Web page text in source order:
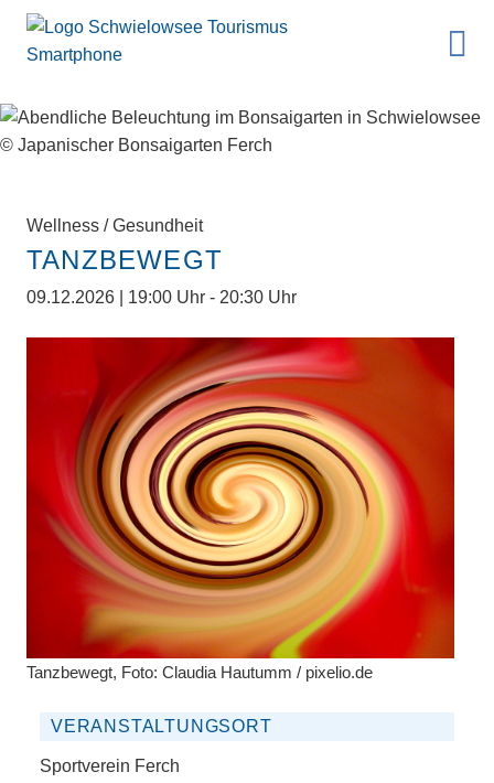
Wellness / Gesundheit
TANZBEWEGT
09.12.2026 | 19:00 Uhr - 20:30 Uhr
Tanzbewegt, Foto: Claudia Hautumm / pixelio.de
VERANSTALTUNGSORT
Sportverein Ferch